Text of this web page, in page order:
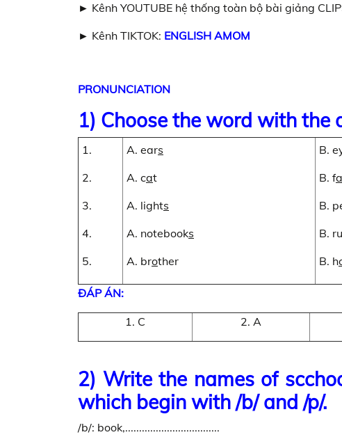
► Kênh YOUTUBE hệ thống toàn bộ bài giảng
► Kênh TIKTOK: ENGLISH AMOM
PRONUNCIATION
1) Choose the word with the
1.
2.
3.
4.
5.
A. ears
A. cat
A. lights
A. notebooks
A. brother
B.
B. fa
B.
B.
B. h
ĐÁP ÁN:
1. C 2. A
2) Write the names of
which begin with /b/ and /p/.
/b/: book,..................................